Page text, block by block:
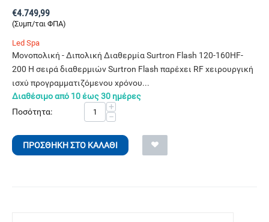
€4.749,99
(Συμπ/ται ΦΠΑ)
Led Spa
Μονοπολική - Διπολική Διαθερμία Surtron Flash 120-160HF-
200 Η σειρά διαθερμιών Surtron Flash παρέχει RF χειρουργική
ισχύ προγραμματιζόμενου χρόνου...
Διαθέσιμο από 10 έως 30 ημέρες
Ποσότητα:
+
−
ΠΡΟΣΘΉΚΗ ΣΤΟ ΚΑΛΆΘΙ